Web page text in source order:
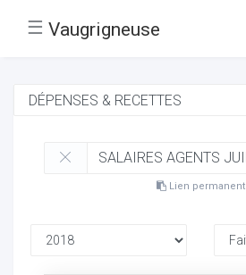
☰ Vaugrigneuse
Lien permanent